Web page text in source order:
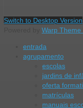
Switch to Desktop Version
Warp
entrada
agrupamento
escolas
jardins de
oferta
matrículas
manuais